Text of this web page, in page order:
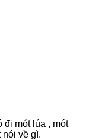
đi mót lúa , mót
nói về gì.